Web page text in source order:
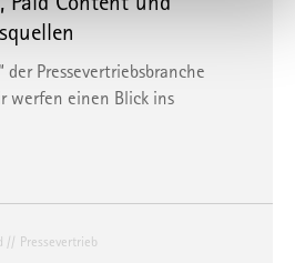
durch staatliche Stellen, insb.
und Überwachungszwecken
Rechtsbehelfe dagegen
" können Sie Ihre
die Datenverarbeitung ablehnen.
jederzeit anpassen sowie Ihre
der Pressevertriebsbranche
werfen einen Blick ins
Pressevertrieb